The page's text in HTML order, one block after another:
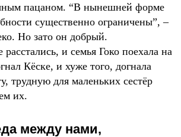
пацаном. “В нынешней форме
существенно ограничены”, –
Но зато он добрый.
и семья Гоко поехала на
Кёске, и хуже того, догнала
трудную для маленьких сестёр
их.
между нами,